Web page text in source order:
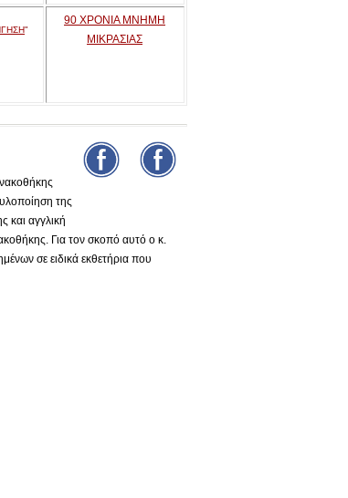
"
90 ΧΡΟΝΙΑ ΜΝΗΜΗ
ΜΙΚΡΑΣΙΑΣ
της
και αγγλική
Για τον σκοπό αυτό ο κ.
σε ειδικά εκθετήρια που